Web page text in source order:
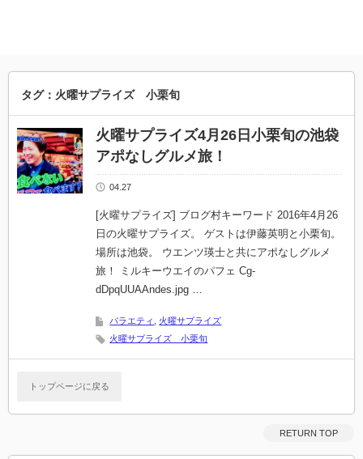
タグ：火曜サプライズ 小栗旬
火曜サプライズ4月26日小栗旬の池袋
アポなしグルメ旅！
04.27
[火曜サプライズ] ブログ村キーワード 2016年4月26
日の火曜サプライズ。 ゲストは伊藤英明と小栗旬。
場所は池袋。 ウエンツ瑛士と共にアポなしグルメ
旅！ ミルキーウエイのパフェ Cg-
dDpqUUAAndes.jpg …
バラエティ
火曜サプライズ
火曜サプライズ 小栗旬
トップページに戻る
RETURN TOP